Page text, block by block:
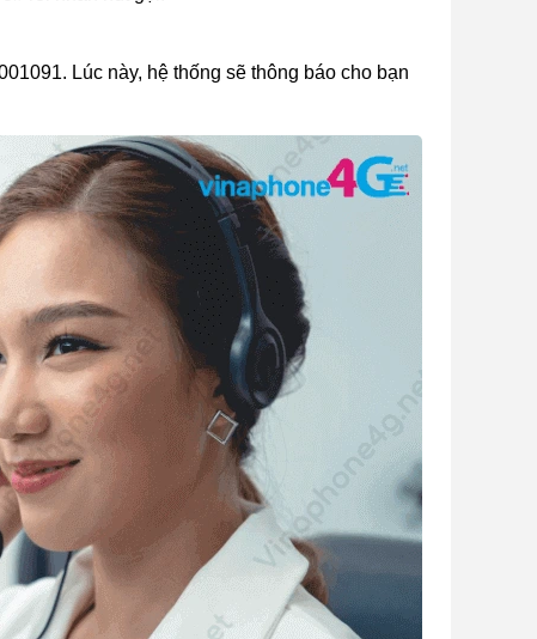
Lúc này, hệ thống sẽ thông báo cho bạn